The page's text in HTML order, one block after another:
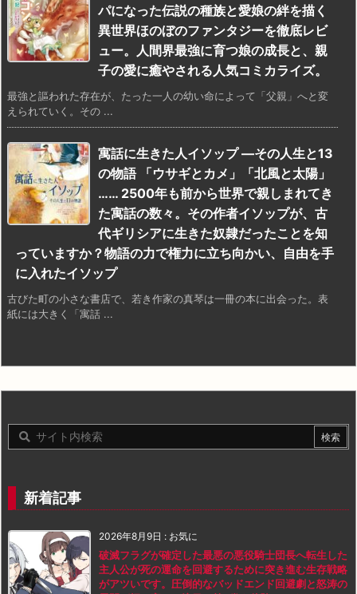
パになった伝説の種族と愛娘の絆を描く
異世界ほのぼのファンタジーを徹底レビ
ュー。人間界最強に育つ娘の成長と、親
子の愛に癒やされる人気コミカライズ。
最強と謳われた存在が、たった一人の幼い命によって「父親」へと変
えられていく。その ...
寓話に生きた人イソップ ―その人生と13
の物語 「ウサギとカメ」「北風と太陽」
…… 2500年も前から世界で親しまれてき
た寓話の数々。その作者イソップが、古
代ギリシアに生きた奴隷だったことを知
っていますか？物語の力で権力に立ち向かい、自由を手
に入れたイソップ
古びた町の小さな書店で、若き作家の真琴は一冊の本に出会った。表
紙には大きく「寓話 ...
新着記事
2026年8月9日 : お気に
破滅フラグが確定した最悪の悪役騎士団長へ転生した
主人公が死の運命を回避するために突き進む生存戦略
がアツいです。圧倒的なバッドエンド回避劇と怒涛の